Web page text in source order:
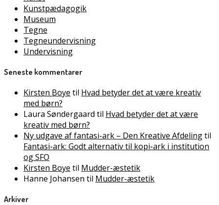
Kunstpædagogik
Museum
Tegne
Tegneundervisning
Undervisning
Seneste kommentarer
Kirsten Boye til Hvad betyder det at være kreativ
med børn?
Laura Søndergaard til Hvad betyder det at være
kreativ med børn?
Ny udgave af fantasi-ark – Den Kreative Afdelingtil
Fantasi-ark: Godt alternativ til kopi-ark i institution
og SFO
Kirsten Boye til Mudder-æstetik
Hanne Johansen til Mudder-æstetik
Arkiver